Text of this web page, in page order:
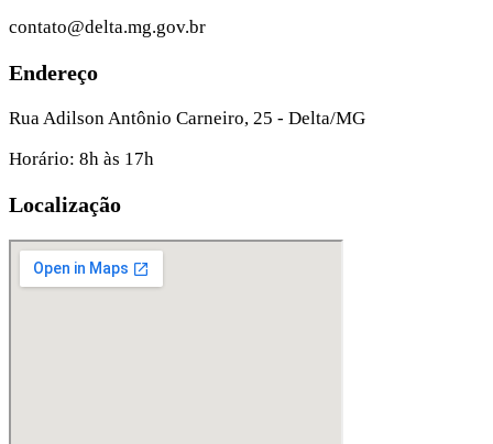
contato@delta.mg.gov.br
Endereço
Rua Adilson Antônio Carneiro, 25 - Delta/MG
Horário: 8h às 17h
Localização